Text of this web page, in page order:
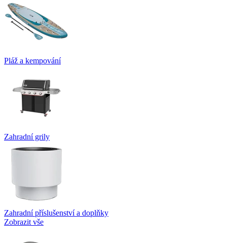
Pláž a kempování
Zahradní grily
Zahradní příslušenství a doplňky
Zobrazit vše